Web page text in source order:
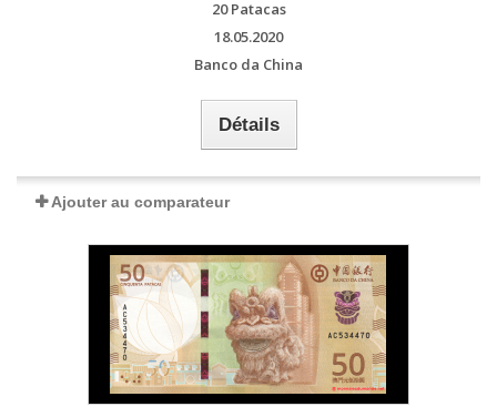
20 Patacas
18.05.2020
Banco da China
Détails
Ajouter au comparateur